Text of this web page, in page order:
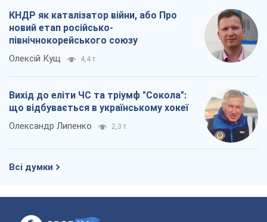
КНДР як каталізатор війни, або Про
новий етап російсько-
північнокорейського союзу
Олексій Кущ 4,4 т.
Вихід до еліти ЧС та тріумф "Сокола":
що відбувається в українському хокеї
Олександр Липенко 2,3 т.
Всі думки